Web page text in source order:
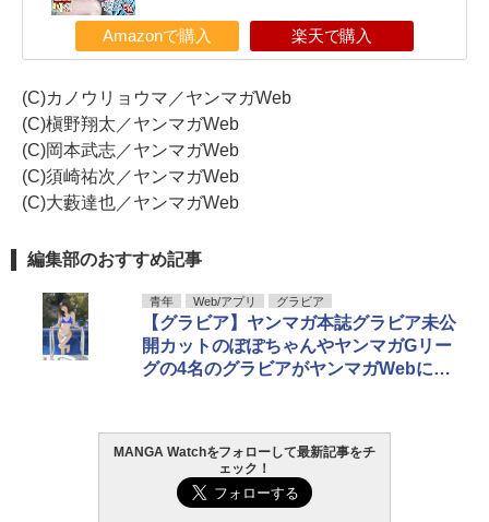
Amazonで購入 楽天で購入
(C)カノウリョウマ／ヤンマガWeb
(C)槇野翔太／ヤンマガWeb
(C)岡本武志／ヤンマガWeb
(C)須崎祐次／ヤンマガWeb
(C)大藪達也／ヤンマガWeb
編集部のおすすめ記事
青年 Web/アプリ グラビア
【グラビア】ヤンマガ本誌グラビア未公
開カットのぽぽちゃんやヤンマガGリー
グの4名のグラビアがヤンマガWebにて
MANGA Watchをフォローして最新記事をチ
ェック！